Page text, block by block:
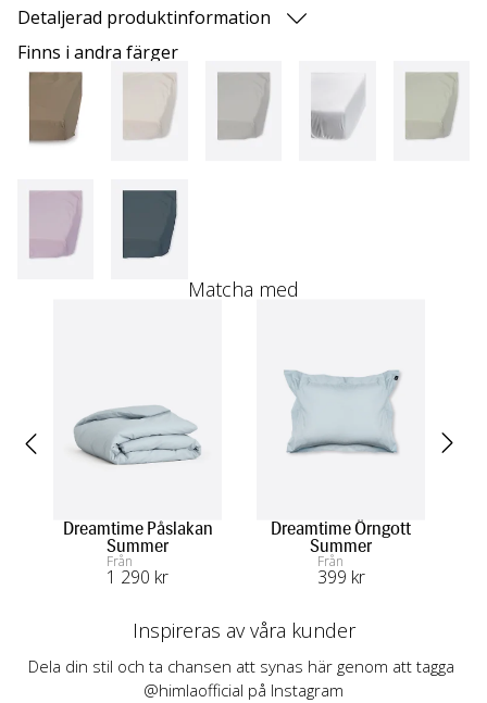
Detaljerad produktinformation
Finns i andra färger
Matcha med
Dreamtime Påslakan
Summer
Från
1 290 kr
Dreamtime Örngott
Summer
Från
399 kr
Inspireras av våra kunder
Dela din stil och ta chansen att synas här genom att tagga
@himlaofficial på Instagram